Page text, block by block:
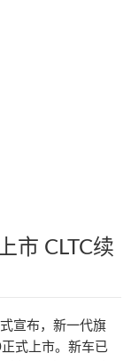
市 CLTC续
宣布，新一代旗
式上市。新车已